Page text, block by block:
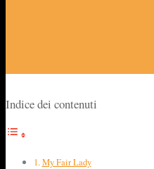
Indice dei contenuti
My Fair Lady